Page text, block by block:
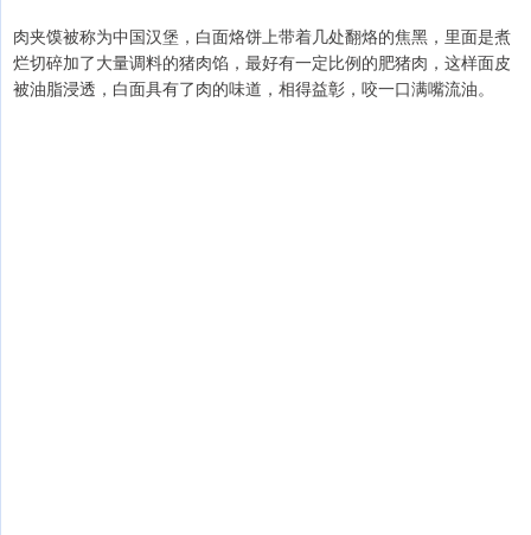
肉夹馍被称为中国汉堡，白面烙饼上带着几处翻烙的焦黑，里面是煮
烂切碎加了大量调料的猪肉馅，最好有一定比例的肥猪肉，这样面皮
被油脂浸透，白面具有了肉的味道，相得益彰，咬一口满嘴流油。